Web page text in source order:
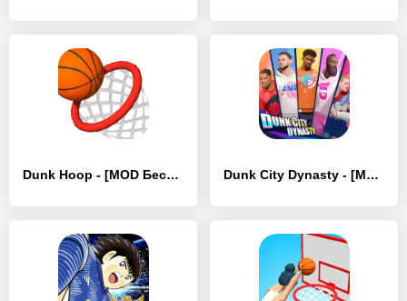
Dunk Hoop - [MOD Бесконечные деньги] Dunk City Dynasty - [MOD Бесконечные деньги]